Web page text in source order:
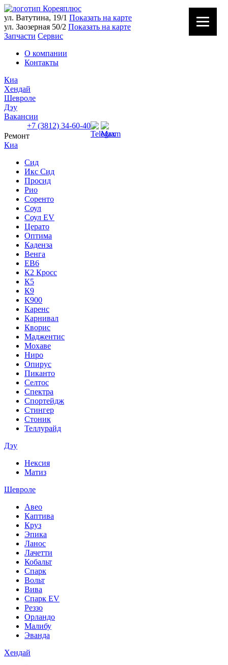
ул. Ватутина, 19/1 Показать на карте
ул. Заозерная 50/2 Показать на карте
Запчасти Сервис
О компании
Контакты
Киа
Хендай
Шевроле
Дэу
Вакансии
+7 (3812) 34-60-40
Ватутина 19/1
Заозерная 50/2
Ремонт
Киа
Сид
Икс Сид
Просид
Рио
Соренто
Соул
Соул EV
Церато
Оптима
Каденза
Венга
ЕВ6
К2 Кросс
К5
К9
К900
Каренс
Карнивал
Кворис
Маджентис
Мохаве
Ниро
Опирус
Пиканто
Селтос
Спектра
Спортейдж
Стингер
Стоник
Теллурайд
Дэу
Нексия
Матиз
Шевроле
Авео
Каптива
Круз
Эпика
Ланос
Лачетти
Кобальт
Спарк
Вольт
Вива
Спарк EV
Реззо
Орландо
Малибу
Эванда
Хендай